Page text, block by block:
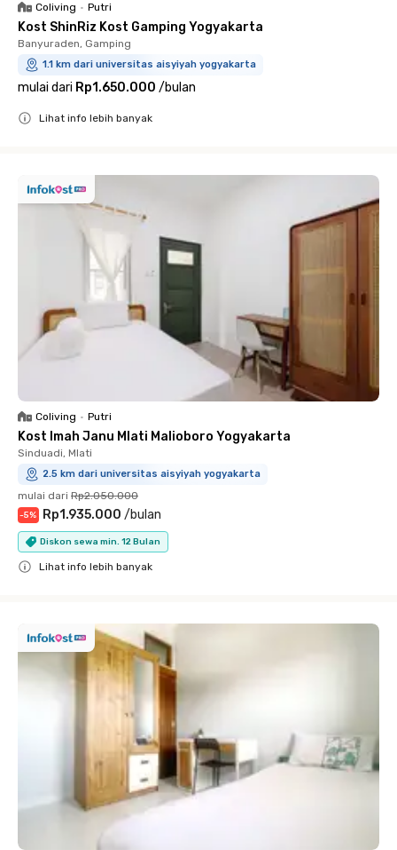
Coliving • Putri
Kost ShinRiz Kost Gamping Yogyakarta
Banyuraden, Gamping
1.1 km dari universitas aisyiyah yogyakarta
mulai dari Rp1.650.000 /bulan
Lihat info lebih banyak
Coliving • Putri
Kost Imah Janu Mlati Malioboro Yogyakarta
Sinduadi, Mlati
2.5 km dari universitas aisyiyah yogyakarta
mulai dari Rp2.050.000
-5% Rp1.935.000 /bulan
Diskon sewa min. 12 Bulan
Lihat info lebih banyak